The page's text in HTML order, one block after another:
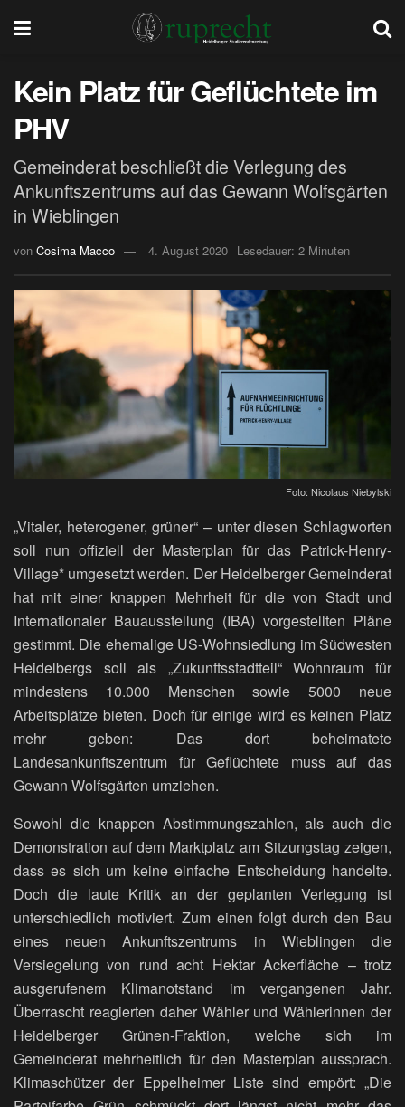
Kein Platz für Geflüchtete im
PHV
Gemeinderat beschließt die Verlegung des
Ankunftszentrums auf das Gewann Wolfsgärten
in Wieblingen
von Cosima Macco 4. August 2020 Lesedauer: 2 Minuten
Foto: Nicolaus Niebylski
„Vitaler, heterogener, grüner“ – unter diesen Schlagworten
soll nun offiziell der Masterplan für das Patrick-Henry-
Village* umgesetzt werden. Der Heidelberger Gemeinderat
hat mit einer knappen Mehrheit für die von Stadt und
Internationaler Bauausstellung (IBA) vorgestellten Pläne
gestimmt. Die ehemalige US-Wohnsiedlung im Südwesten
Heidelbergs soll als „Zukunftsstadtteil“ Wohnraum für
mindestens 10.000 Menschen sowie 5000 neue
Arbeitsplätze bieten. Doch für einige wird es keinen Platz
mehr geben: Das dort beheimatete
Landesankunftszentrum für Geflüchtete muss auf das
Gewann Wolfsgärten umziehen.
Sowohl die knappen Abstimmungszahlen, als auch die
Demonstration auf dem Marktplatz am Sitzungstag zeigen,
dass es sich um keine einfache Entscheidung handelte.
Doch die laute Kritik an der geplanten Verlegung ist
unterschiedlich motiviert. Zum einen folgt durch den Bau
eines neuen Ankunftszentrums in Wieblingen die
Versiegelung von rund acht Hektar Ackerfläche – trotz
ausgerufenem Klimanotstand im vergangenen Jahr.
Überrascht reagierten daher Wähler und Wählerinnen der
Heidelberger Grünen-Fraktion, welche sich im
Gemeinderat mehrheitlich für den Masterplan aussprach.
Klimaschützer der Eppelheimer Liste sind empört: „Die